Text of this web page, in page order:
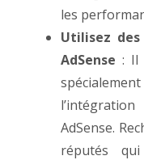
les
Utilisez
AdSense : Il
AdSense.
réputés